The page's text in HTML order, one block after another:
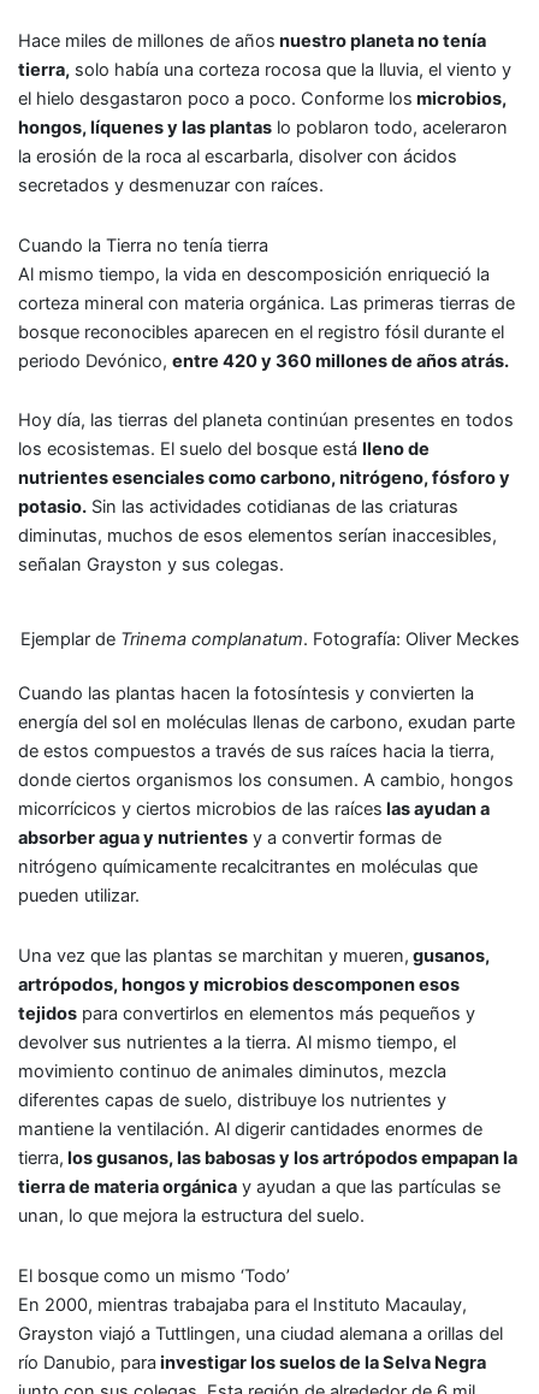
Hace miles de millones de años nuestro planeta no tenía
tierra, solo había una corteza rocosa que la lluvia, el viento y
el hielo desgastaron poco a poco. Conforme los microbios,
hongos, líquenes y las plantas lo poblaron todo, aceleraron
la erosión de la roca al escarbarla, disolver con ácidos
secretados y desmenuzar con raíces.
Cuando la Tierra no tenía tierra
Al mismo tiempo, la vida en descomposición enriqueció la
corteza mineral con materia orgánica. Las primeras tierras de
bosque reconocibles aparecen en el registro fósil durante el
periodo Devónico, entre 420 y 360 millones de años atrás.
Hoy día, las tierras del planeta continúan presentes en todos
los ecosistemas. El suelo del bosque está lleno de
nutrientes esenciales como carbono, nitrógeno, fósforo y
potasio. Sin las actividades cotidianas de las criaturas
diminutas, muchos de esos elementos serían inaccesibles,
señalan Grayston y sus colegas.
Ejemplar de Trinema complanatum. Fotografía: Oliver Meckes
Cuando las plantas hacen la fotosíntesis y convierten la
energía del sol en moléculas llenas de carbono, exudan parte
de estos compuestos a través de sus raíces hacia la tierra,
donde ciertos organismos los consumen. A cambio, hongos
micorrícicos y ciertos microbios de las raíces las ayudan a
absorber agua y nutrientes y a convertir formas de
nitrógeno químicamente recalcitrantes en moléculas que
pueden utilizar.
Una vez que las plantas se marchitan y mueren, gusanos,
artrópodos, hongos y microbios descomponen esos
tejidos para convertirlos en elementos más pequeños y
devolver sus nutrientes a la tierra. Al mismo tiempo, el
movimiento continuo de animales diminutos, mezcla
diferentes capas de suelo, distribuye los nutrientes y
mantiene la ventilación. Al digerir cantidades enormes de
tierra, los gusanos, las babosas y los artrópodos empapan la
tierra de materia orgánica y ayudan a que las partículas se
unan, lo que mejora la estructura del suelo.
El bosque como un mismo ‘Todo’
En 2000, mientras trabajaba para el Instituto Macaulay,
Grayston viajó a Tuttlingen, una ciudad alemana a orillas del
río Danubio, para investigar los suelos de la Selva Negra